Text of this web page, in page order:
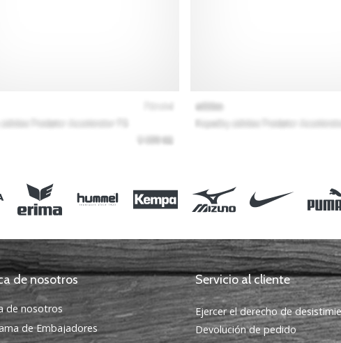
de nosotros
de nosotros
de Embajadores
Servicio al cliente
Ejercer el derecho de
Devolución de pedido